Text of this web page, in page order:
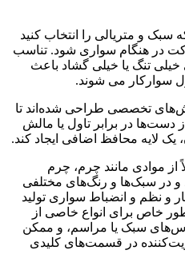
سبک و متریالی را انتخاب کنید
در هنگام سواری شود. تناسب
تنگ یا خیلی گشاد باعث
سوارکار می شوند.
تخصصی طراحی شده‌اند تا
دست‌ها در برابر تاول یا مالش
لایه محافظ اضافی ایجاد کند.
موادی مانند چرم، چرم
در سبک‌ها و رنگ‌های مختلفی
و نظم و انضباط سواری تولید
خاص برای انواع خاصی از
سبک یا مراسم، و ممکن
در قسمت‌های کلیدی